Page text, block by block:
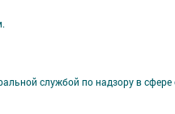
службой по надзору в